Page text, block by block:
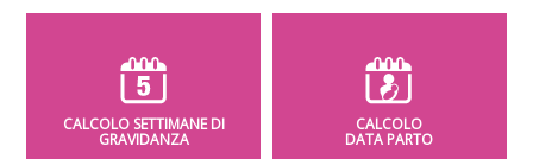
CALCOLO SETTIMANE DI
GRAVIDANZA
CALCOLO
DATA PARTO